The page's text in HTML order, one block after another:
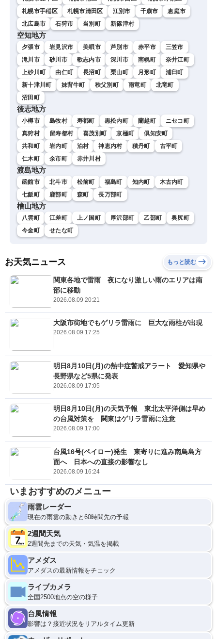
札幌市手稲区
札幌市清田区 江別市 千歳市
恵庭市
北広島市
石狩市 当別町 新篠津村
空知地方
夕張市 岩見沢市 美唄市 芦別市 赤平市
三笠市
滝川市
砂川市 歌志内市 深川市 南幌町
奈井江町
上砂川町
由仁町 長沼町 栗山町 月形町
浦臼町
新十津川町
妹背牛町 秩父別町 雨竜町
北竜町
沼田町
後志地方
小樽市 島牧村 寿都町 黒松内町 蘭越町
ニセコ町
真狩村
留寿都村 喜茂別町 京極町
倶知安町
共和町
岩内町 泊村 神恵内村 積丹町
古平町
仁木町
余市町 赤井川村
渡島地方
函館市 北斗市 松前町 福島町 知内町
木古内町
七飯町
鹿部町 森町 長万部町
檜山地方
八雲町 江差町 上ノ国町 厚沢部町 乙部町
奥尻町
今金町
せたな町
お天気ニュース もっと読む
関東各地で雷雨 夜になり激しい雨のエリアは南
部に移動
2026.08.09 20:21
大阪市街地でもゲリラ雷雨に 巨大な雨柱が出現
2026.08.09 17:25
明日8月10日(月)の熱中症警戒アラート 愛知県や
長野県など5県に発表
2026.08.09 17:05
明日8月10日(月)の天気予報 東北太平洋側は早め
の台風対策を 関東はゲリラ雷雨に注意
2026.08.09 17:00
台風16号(ペイロー)発生 東寄りに進み南鳥島方
面へ 日本への直接の影響なし
2026.08.09 16:24
いまおすすめのメニュー
雨雲レーダー
現在の雨雲の動きと60時間先の予報
2週間天気
2週間先までの天気・気温を掲載
アメダス
アメダスの最新情報をチェック
ライブカメラ
全国2500地点の空の様子
台風情報
影響は？接近状況をリアルタイム更新